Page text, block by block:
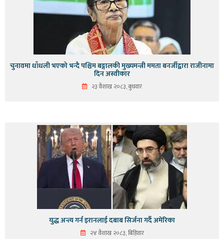
चुनावमा धाँधली भएको भन्दै पश्चिम बङ्गालकी मुख्यमन्त्री ममता बनर्जीद्वारा राजीनामा
दिन अस्वीकार
२३ वैशाख २०८३, बुधवार
युद्ध अन्त्य गर्न इरानलाई दबाब सिर्जना गर्दै अमेरिका
२४ वैशाख २०८३, बिहिवार